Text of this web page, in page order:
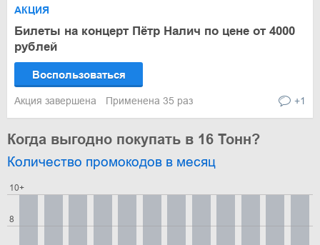
АКЦИЯ
Билеты на концерт Пётр Налич по цене от 4000
рублей
Воспользоваться
Акция завершена Применена 35 раз +1
Когда выгодно покупать в 16 Тонн?
Количество промокодов в месяц
8
10+